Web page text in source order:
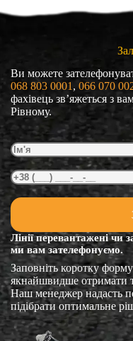
Ви можете
068 803 0001 , 066 070
фахівець зв’яжеться з
Рівному.
Лінії перевантажені чи
ми вам зателефонуємо.
Заповніть коротку
якнайшвидше отримати
Наш менеджер надасть
підібрати оптимальне